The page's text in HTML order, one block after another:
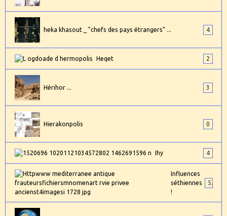
heka khasout _ "chefs des pays étrangers" ... 4
Heqet 2
Hérihor ... 3
Hierakonpolis 0
Ihy 4
Influences
séthiennes
!
5